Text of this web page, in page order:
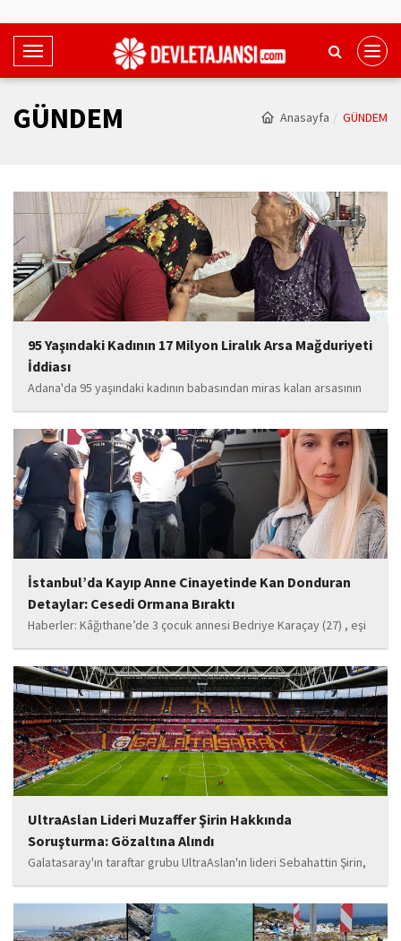
T
o
g
a
g
a
t
o
n
GÜNDEM Anasayfa GÜNDEM
95 Yaşındaki Kadının 17 Milyon Liralık Arsa Mağduriyeti
İddiası
Adana'da 95 yaşındaki kadının babasından miras kalan arsasının
zorla satılmasına yardımcı olduğu öne sürülen kızı, hakkındaki
iddiaları kabul etmeyerek, annesinin elini öpüp kendisinin hiçbir
şey yapmadığını söyledi. 17 milyon liranın...
İstanbul’da Kayıp Anne Cinayetinde Kan Donduran
Detaylar: Cesedi Ormana Bıraktı
Haberler: Kâğıthane’de 3 çocuk annesi Bedriye Karaçay (27) , eşi
Volkan K. (30) tarafından boğularak öldürüldükten sonra cesedi
Sarıyer Ayazağa’daki ormanlık alanda bulundu. Polis ekipleri
tarafından yakalanan ve çıkarıldığı mahkemece...
UltraAslan Lideri Muzaffer Şirin Hakkında
Soruşturma: Gözaltına Alındı
Galatasaray'ın taraftar grubu UltraAslan'ın lideri Sebahattin Şirin,
sanal medya paylaşımları nedeniyle başlatılan soruşturma
kapsamında gözaltına alındı.